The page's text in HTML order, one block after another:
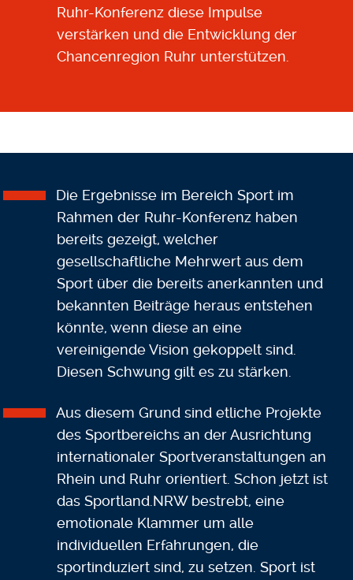
Ruhr-Konferenz diese Impulse
verstärken und die Entwicklung der
Chancenregion Ruhr unterstützen.
Die Ergebnisse im Bereich Sport im
Rahmen der Ruhr-Konferenz haben
bereits gezeigt, welcher
gesellschaftliche Mehrwert aus dem
Sport über die bereits anerkannten und
bekannten Beiträge heraus entstehen
könnte, wenn diese an eine
vereinigende Vision gekoppelt sind.
Diesen Schwung gilt es zu stärken.
Aus diesem Grund sind etliche Projekte
des Sportbereichs an der Ausrichtung
internationaler Sportveranstaltungen an
Rhein und Ruhr orientiert. Schon jetzt ist
das Sportland.NRW bestrebt, eine
emotionale Klammer um alle
individuellen Erfahrungen, die
sportinduziert sind, zu setzen. Sport ist